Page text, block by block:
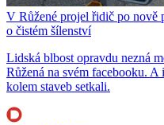
V Růžené projel řidič po nově
o čistém šílenství
Lidská blbost opravdu nezná
Růžená na svém facebooku.
kolem staveb setkali.